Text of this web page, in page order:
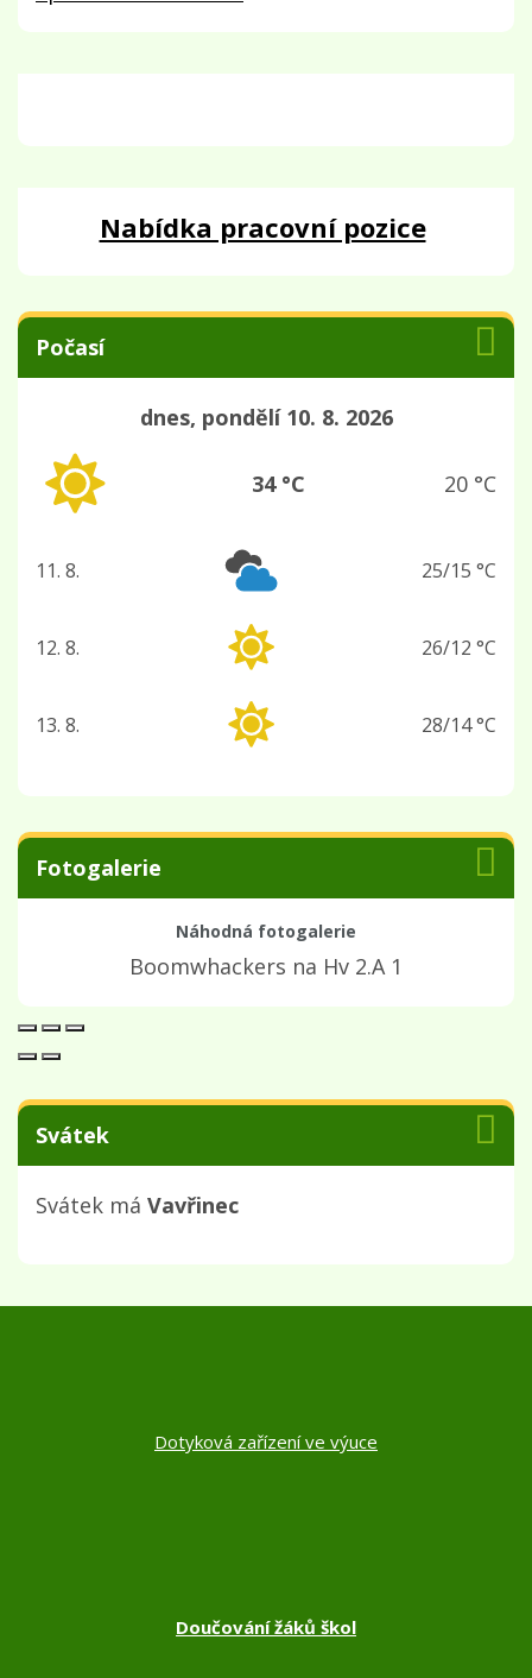
Nabídka pracovní pozice
Počasí
dnes, pondělí 10. 8. 2026
34 °C 20 °C
úterý
11. 8. 25/15 °C
středa
12. 8. 26/12 °C
čtvrtek
13. 8. 28/14 °C
Fotogalerie
Náhodná fotogalerie
Boomwhackers na Hv 2.A 1
Svátek
Svátek má Vavřinec
Dotyková zařízení ve výuce
Doučování žáků škol